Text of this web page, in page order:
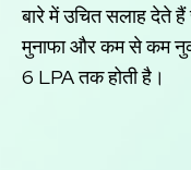
बारे में उचित सलाह देते हैं
मुनाफा और कम से कम
6 LPA तक होती है।